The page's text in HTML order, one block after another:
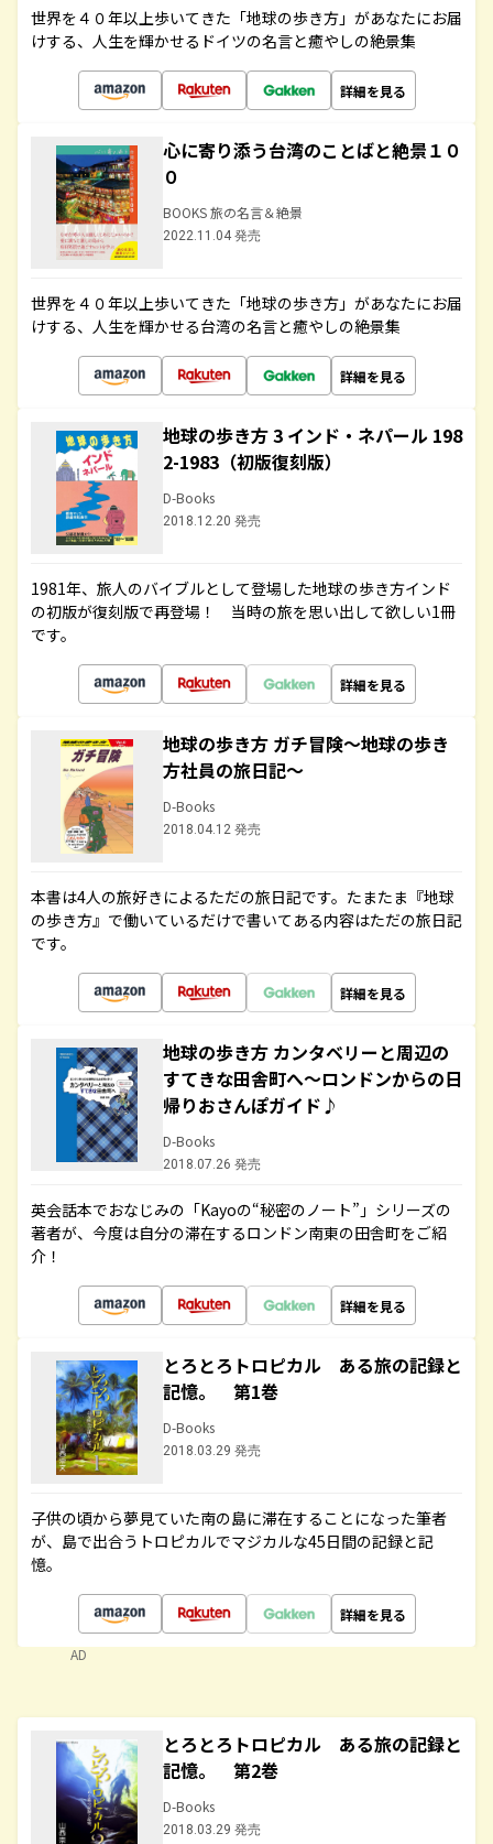
世界を４０年以上歩いてきた「地球の歩き方」があなたにお届
けする、人生を輝かせるドイツの名言と癒やしの絶景集
詳細を見る
心に寄り添う台湾のことばと絶景１０
０
BOOKS 旅の名言＆絶景
2022.11.04 発売
世界を４０年以上歩いてきた「地球の歩き方」があなたにお届
けする、人生を輝かせる台湾の名言と癒やしの絶景集
詳細を見る
地球の歩き方 3 インド・ネパール 198
2-1983（初版復刻版）
D-Books
2018.12.20 発売
1981年、旅人のバイブルとして登場した地球の歩き方インド
の初版が復刻版で再登場！ 当時の旅を思い出して欲しい1冊
です。
詳細を見る
地球の歩き方 ガチ冒険～地球の歩き
方社員の旅日記～
D-Books
2018.04.12 発売
本書は4人の旅好きによるただの旅日記です。たまたま『地球
の歩き方』で働いているだけで書いてある内容はただの旅日記
です。
詳細を見る
地球の歩き方 カンタベリーと周辺の
すてきな田舎町へ～ロンドンからの日
帰りおさんぽガイド♪
D-Books
2018.07.26 発売
英会話本でおなじみの「Kayoの“秘密のノート”」シリーズの
著者が、今度は自分の滞在するロンドン南東の田舎町をご紹
介！
詳細を見る
とろとろトロピカル ある旅の記録と
記憶。 第1巻
D-Books
2018.03.29 発売
子供の頃から夢見ていた南の島に滞在することになった筆者
が、島で出合うトロピカルでマジカルな45日間の記録と記
憶。
詳細を見る
AD
とろとろトロピカル ある旅の記録と
記憶。 第2巻
D-Books
2018.03.29 発売